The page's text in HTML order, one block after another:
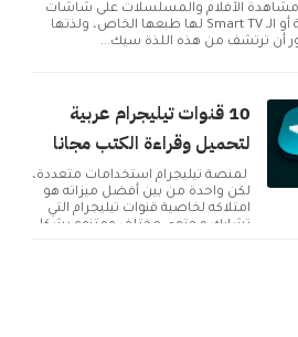
الأفلام والمسلسلات على شاشات
التلفاز الذكية أو الـ Smart TV لها طبعها الخاص، ولذتها
أن ترتشف من هذه اللذة سيك...
10 قنوات تيليجرام عربية
لتحميل وقراءة الكتب مجانا
لمنصة تيليجرام استخدامات متعددة،
لكن واحدة من بين أفضل ميزاته هو
امتلاكه لخاصية قنوات تيليجرام التي
تشارك محتوى مختلف ومتنوع بشكل